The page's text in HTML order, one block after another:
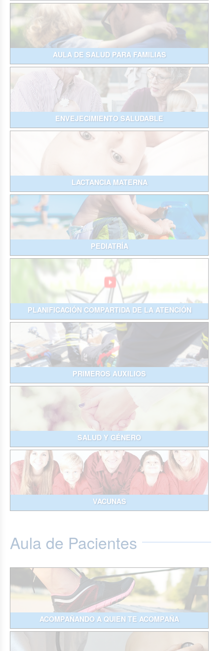
AULA DE SALUD PARA FAMILIAS
ENVEJECIMIENTO SALUDABLE
LACTANCIA MATERNA
PEDIATRÍA
PLANIFICACIÓN COMPARTIDA DE LA ATENCIÓN
PRIMEROS AUXILIOS
SALUD Y GÉNERO
VACUNAS
Aula de Pacientes
ACOMPAÑANDO A QUIEN TE ACOMPAÑA